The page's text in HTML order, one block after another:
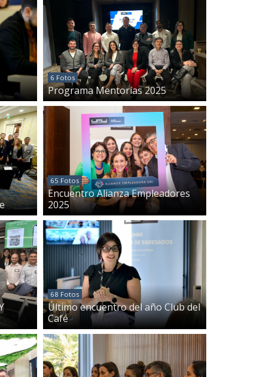
6 Fotos
Programa Mentorías 2025
65 Fotos
Encuentro Alianza Empleadores
2025
68 Fotos
Último encuentro del año Club del
Café